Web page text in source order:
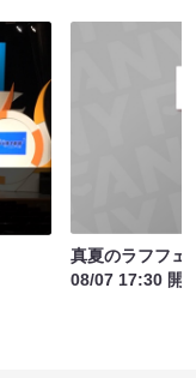
真夏のラフフェ
08/07 17:30 開